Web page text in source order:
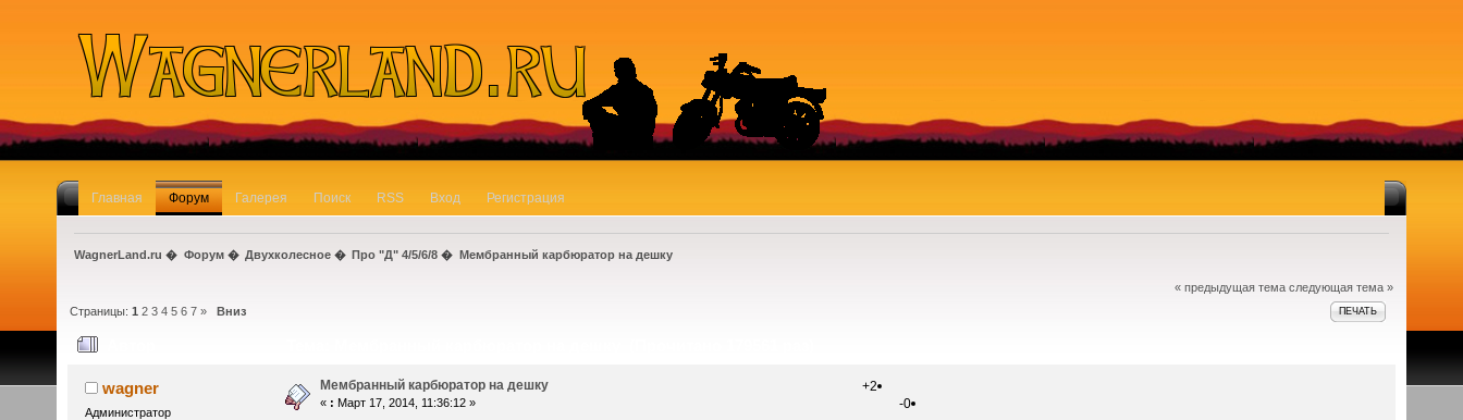
Главная Форум Галерея Поиск RSS Вход Регистрация
WagnerLand.ru � Форум� Двухколесное� Про "Д" 4/5/6/8 � Мембранный карбюратор на дешку
« предыдущая тема следующая тема »
ПЕЧАТЬ
Страницы:1 2 3 4 5 6 7 » Вниз
wagner
Администратор
Мембранный карбюратор на дешку
« : Март 17, 2014, 11:36:12 »
+2
-0